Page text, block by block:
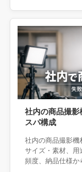
社内の商品撮影
スパ構成
社内の商品撮影機
サイズ・素材、
頻度、納品仕様か